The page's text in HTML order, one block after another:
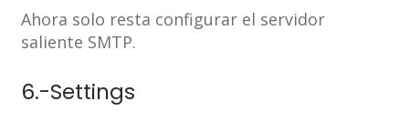
Ahora solo resta configurar el servidor
saliente SMTP.
6.-Settings